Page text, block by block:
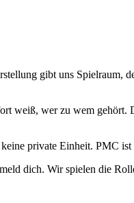
gibt uns
weiß, wer zu wem gehört.
private Einheit. PMC
dich. Wir spielen die